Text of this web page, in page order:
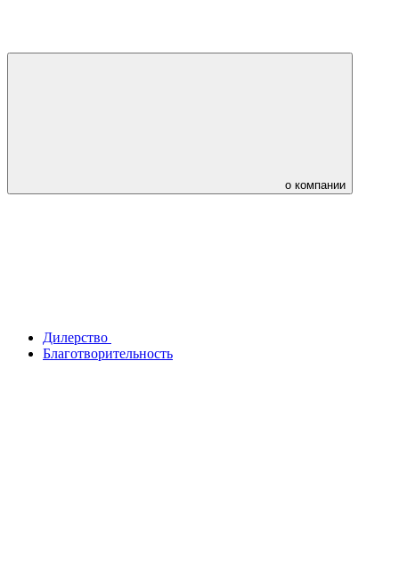
о компании
Дилерство
Благотворительность